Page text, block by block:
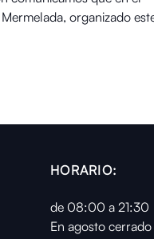
organizado
HORARIO:
de 08:00 a 21:30
En agosto cerrado